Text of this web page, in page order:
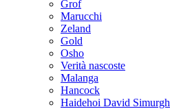
Grof
Marucchi
Zeland
Gold
Osho
Verità nascoste
Malanga
Hancock
Haidehoi David Simurgh